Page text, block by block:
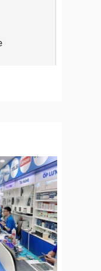
kế siêu
hư hỏng và
xuất hiện
bàn phím
ký tự £ mà